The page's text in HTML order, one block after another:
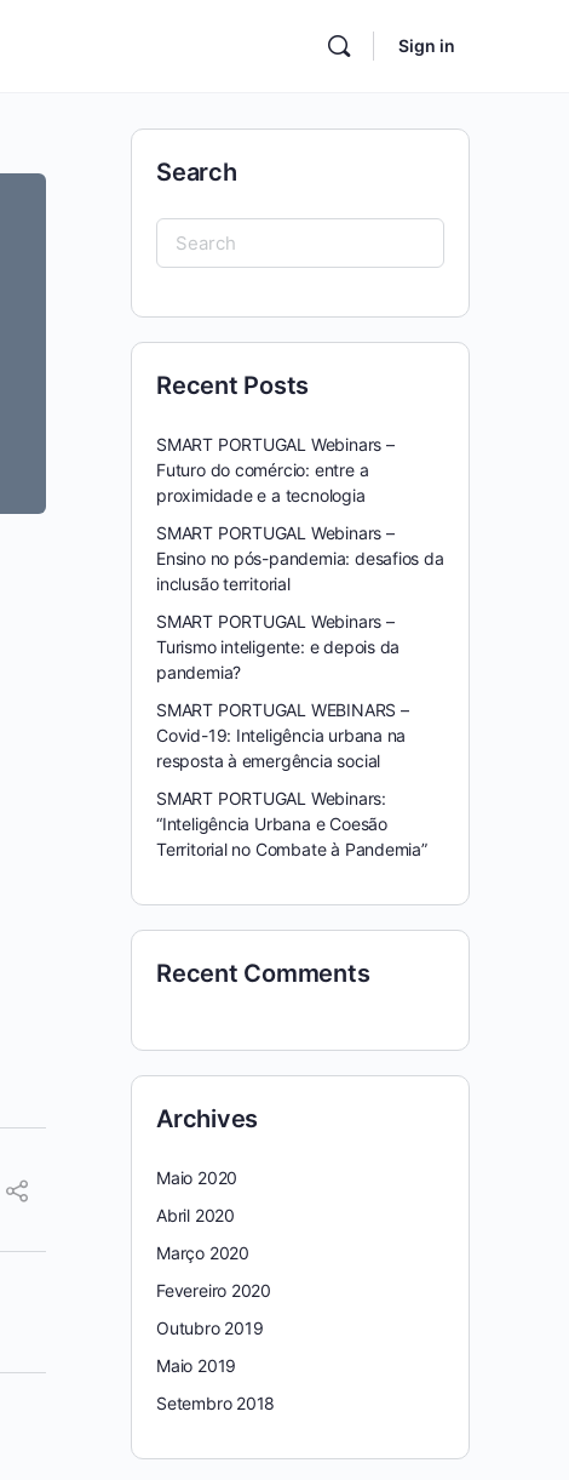
Sign in
Search
Search
for:
Recent Posts
SMART PORTUGAL Webinars –
Futuro do comércio: entre a
proximidade e a tecnologia
SMART PORTUGAL Webinars –
Ensino no pós-pandemia: desafios da
inclusão territorial
SMART PORTUGAL Webinars –
Turismo inteligente: e depois da
pandemia?
SMART PORTUGAL WEBINARS –
Covid-19: Inteligência urbana na
resposta à emergência social
SMART PORTUGAL Webinars:
“Inteligência Urbana e Coesão
Territorial no Combate à Pandemia”
Recent Comments
Archives
Maio 2020
Abril 2020
Março 2020
Fevereiro 2020
Outubro 2019
Maio 2019
Setembro 2018